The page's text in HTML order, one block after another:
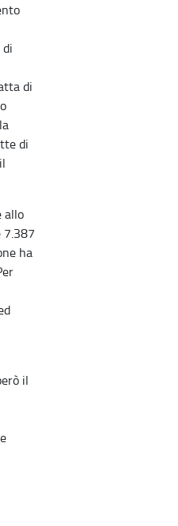
di
di
allo
7.387
ha
il